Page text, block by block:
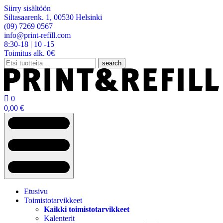
Siirry sisältöön
Siltasaarenk. 1, 00530 Helsinki
(09) 7269 0567
info@print-refill.com
8:30-18 | 10 -15
Toimitus alk. 0€
Etsi:
search
 0
0,00 €
Etusivu
Toimistotarvikkeet
Kaikki toimistotarvikkeet
Kalenterit